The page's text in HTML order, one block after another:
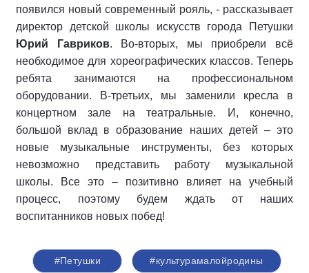
появился новый современный рояль, - рассказывает
директор детской школы искусств города Петушки
Юрий Гавриков. Во-вторых, мы приобрели всё
необходимое для хореографических классов. Теперь
ребята занимаются на профессиональном
оборудовании. В-третьих, мы заменили кресла в
концертном зале на театральные. И, конечно,
большой вклад в образование наших детей – это
новые музыкальные инструменты, без которых
невозможно представить работу музыкальной
школы. Все это – позитивно влияет на учебный
процесс, поэтому будем ждать от наших
воспитанников новых побед!
#Петушки #культурамалойродины